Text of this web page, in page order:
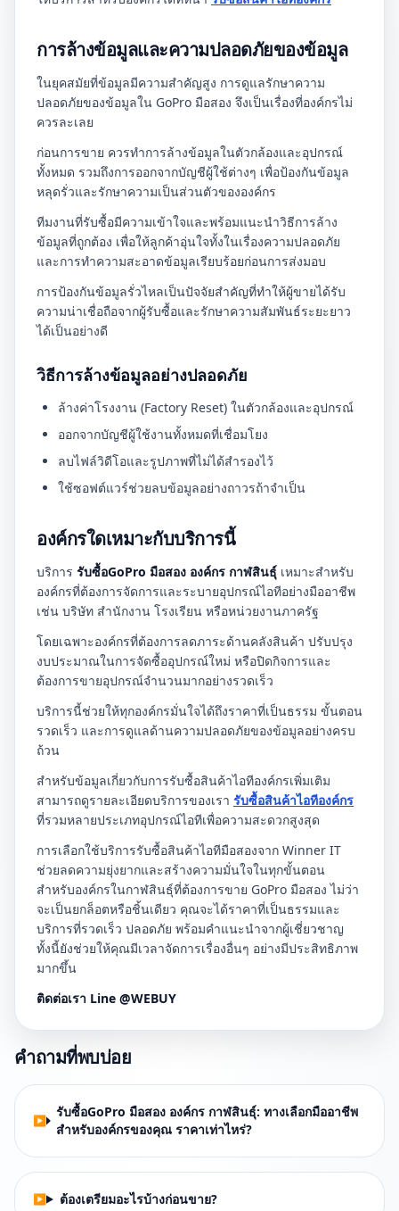
การล้างข้อมูลและความปลอดภัยของข้อมูล
ในยุคสมัยที่ข้อมูลมีความสำคัญสูง การดูแลรักษาความ
ปลอดภัยของข้อมูลใน GoPro มือสอง จึงเป็นเรื่องที่องค์กรไม่
ควรละเลย
ก่อนการขาย ควรทำการล้างข้อมูลในตัวกล้องและอุปกรณ์
ทั้งหมด รวมถึงการออกจากบัญชีผู้ใช้ต่างๆ เพื่อป้องกันข้อมูล
หลุดรั่วและรักษาความเป็นส่วนตัวขององค์กร
ทีมงานที่รับซื้อมีความเข้าใจและพร้อมแนะนำวิธีการล้าง
ข้อมูลที่ถูกต้อง เพื่อให้ลูกค้าอุ่นใจทั้งในเรื่องความปลอดภัย
และการทำความสะอาดข้อมูลเรียบร้อยก่อนการส่งมอบ
การป้องกันข้อมูลรั่วไหลเป็นปัจจัยสำคัญที่ทำให้ผู้ขายได้รับ
ความน่าเชื่อถือจากผู้รับซื้อและรักษาความสัมพันธ์ระยะยาว
ได้เป็นอย่างดี
วิธีการล้างข้อมูลอย่างปลอดภัย
ล้างค่าโรงงาน (Factory Reset) ในตัวกล้องและอุปกรณ์
ออกจากบัญชีผู้ใช้งานทั้งหมดที่เชื่อมโยง
ลบไฟล์วิดีโอและรูปภาพที่ไม่ได้สำรองไว้
ใช้ซอฟต์แวร์ช่วยลบข้อมูลอย่างถาวรถ้าจำเป็น
องค์กรใดเหมาะกับบริการนี้
บริการ รับซื้อGoPro มือสอง องค์กร กาฬสินธุ์ เหมาะสำหรับ
องค์กรที่ต้องการจัดการและระบายอุปกรณ์ไอทีอย่างมืออาชีพ
เช่น บริษัท สำนักงาน โรงเรียน หรือหน่วยงานภาครัฐ
โดยเฉพาะองค์กรที่ต้องการลดภาระด้านคลังสินค้า ปรับปรุง
งบประมาณในการจัดซื้ออุปกรณ์ใหม่ หรือปิดกิจการและ
ต้องการขายอุปกรณ์จำนวนมากอย่างรวดเร็ว
บริการนี้ช่วยให้ทุกองค์กรมั่นใจได้ถึงราคาที่เป็นธรรม ขั้นตอน
รวดเร็ว และการดูแลด้านความปลอดภัยของข้อมูลอย่างครบ
ถ้วน
สำหรับข้อมูลเกี่ยวกับการรับซื้อสินค้าไอทีองค์กรเพิ่มเติม
สามารถดูรายละเอียดบริการของเรา รับซื้อสินค้าไอทีองค์กร
ที่รวมหลายประเภทอุปกรณ์ไอทีเพื่อความสะดวกสูงสุด
การเลือกใช้บริการรับซื้อสินค้าไอทีมือสองจาก Winner IT
ช่วยลดความยุ่งยากและสร้างความมั่นใจในทุกขั้นตอน
สำหรับองค์กรในกาฬสินธุ์ที่ต้องการขาย GoPro มือสอง ไม่ว่า
จะเป็นยกล็อตหรือชิ้นเดียว คุณจะได้ราคาที่เป็นธรรมและ
บริการที่รวดเร็ว ปลอดภัย พร้อมคำแนะนำจากผู้เชี่ยวชาญ
ทั้งนี้ยังช่วยให้คุณมีเวลาจัดการเรื่องอื่นๆ อย่างมีประสิทธิภาพ
มากขึ้น
ติดต่อเรา Line @WEBUY
คำถามที่พบบ่อย
รับซื้อGoPro มือสอง องค์กร กาฬสินธุ์: ทางเลือกมืออาชีพ
สำหรับองค์กรของคุณ ราคาเท่าไหร่?
ต้องเตรียมอะไรบ้างก่อนขาย?